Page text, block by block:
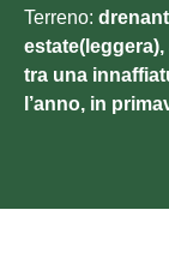
Terreno:
tra una
l’anno, in